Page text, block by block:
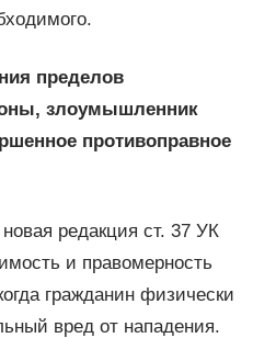
пределов
злоумышленник
противоправное
редакция ст. 37 УК
и правомерность
гражданин физически
вред от нападения.